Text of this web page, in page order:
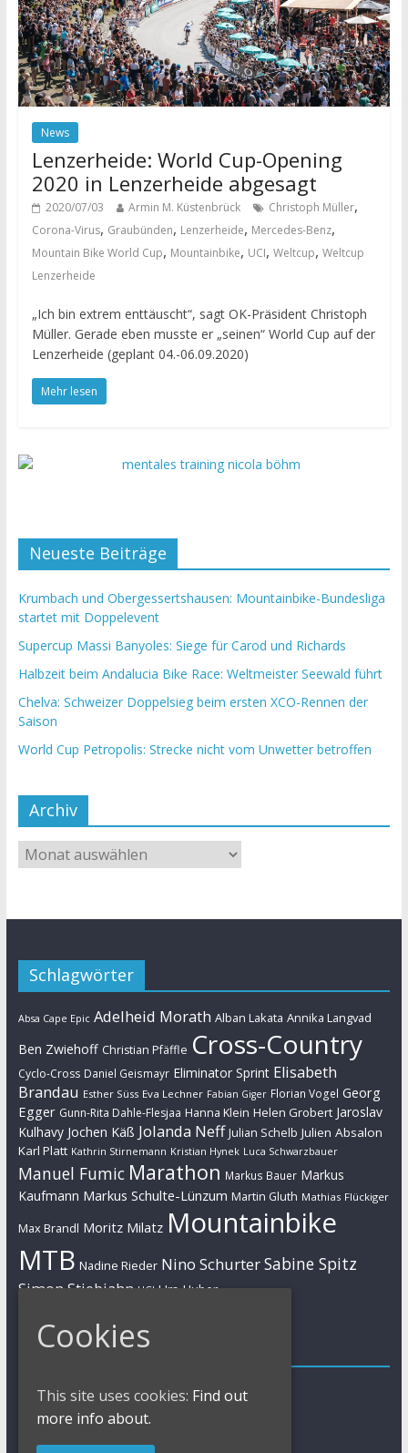
News
Lenzerheide: World Cup-Opening
2020 in Lenzerheide abgesagt
2020/07/03 Armin M. Küstenbrück Christoph Müller,
Corona-Virus, Graubünden, Lenzerheide, Mercedes-Benz,
Mountain Bike World Cup, Mountainbike, UCI, Weltcup, Weltcup
Lenzerheide
„Ich bin extrem enttäuscht“, sagt OK-Präsident Christoph
Müller. Gerade eben musste er „seinen“ World Cup auf der
Lenzerheide (geplant 04.-06.09.2020)
Mehr lesen
Neueste Beiträge
Krumbach und Obergessertshausen: Mountainbike-Bundesliga
startet mit Doppelevent
Supercup Massi Banyoles: Siege für Carod und Richards
Halbzeit beim Andalucia Bike Race: Weltmeister Seewald führt
Chelva: Schweizer Doppelsieg beim ersten XCO-Rennen der
Saison
World Cup Petropolis: Strecke nicht vom Unwetter betroffen
Archiv
Schlagwörter
Absa Cape Epic Adelheid Morath Alban Lakata Annika Langvad
Ben Zwiehoff Christian Pfäffle Cross-Country
Cyclo-Cross Daniel Geismayr Eliminator Sprint Elisabeth
Brandau Esther Süss Eva Lechner Fabian Giger Florian Vogel Georg
Egger Gunn-Rita Dahle-Flesjaa Hanna Klein Helen Grobert Jaroslav
Kulhavy Jochen Käß Jolanda Neff Julian Schelb Julien Absalon
Karl Platt Kathrin Stirnemann Kristian Hynek Luca Schwarzbauer
Manuel Fumic Marathon Markus Bauer Markus
Kaufmann Markus Schulte-Lünzum Martin Gluth Mathias Flückiger
Max Brandl Moritz Milatz Mountainbike
MTB Nadine Rieder Nino SchurterSabine Spitz
Simon Stiebjahn UCI Urs Huber
Impressum
Impressum / Kontakt
Cookies Policy
Cookies
This site uses cookies: Find out
more info about.